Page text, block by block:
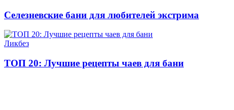
​Селезневские бани для любителей экстрима
Ликбез
ТОП 20: Лучшие рецепты чаев для бани